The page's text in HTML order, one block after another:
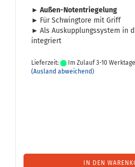
► Außen-​Notentriegelung
► Für Schwing­to­re mit Griff
► Als Aus­kupp­lungs­sys­tem in
in­te­griert
Lieferzeit:
Im Zulauf 3-10
(Ausland abweichend)
IN DEN